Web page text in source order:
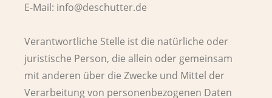
E-Mail: info@deschutter.de
Verantwortliche Stelle ist die natürliche oder
juristische Person, die allein oder gemeinsam
mit anderen über die Zwecke und Mittel der
Verarbeitung von personenbezogenen Daten